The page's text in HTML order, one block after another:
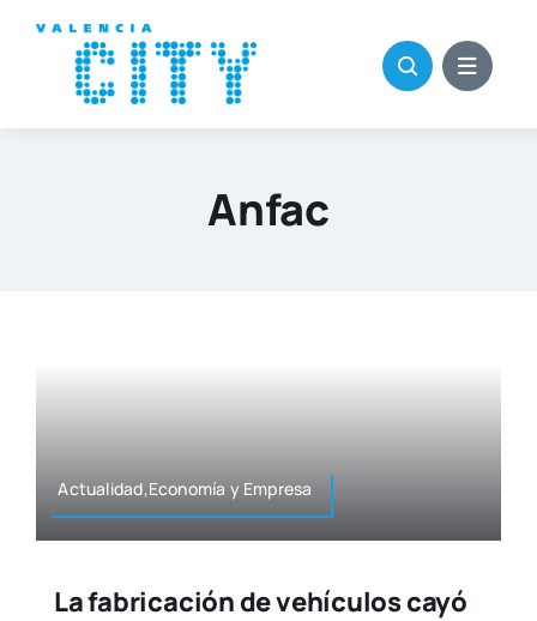
contenido
Anfac
Actualidad,Economía y Empre­sa
La fabricación de vehículos cayó